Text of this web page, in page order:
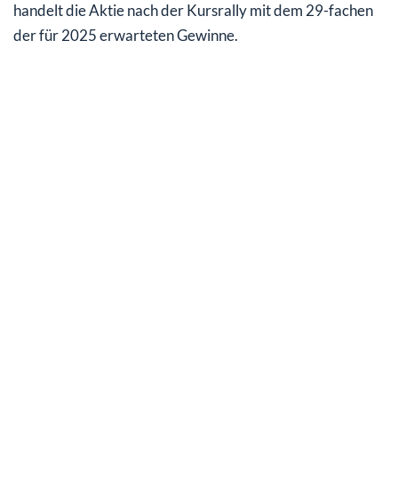
handelt die Aktie nach der Kursrally mit dem 29-fachen
der für 2025 erwarteten Gewinne.